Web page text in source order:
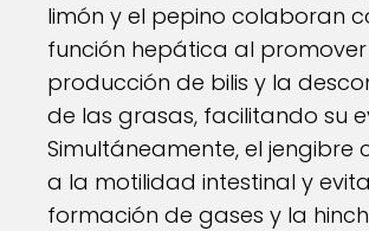
limón y el pepino colaboran
función hepática al
producción de bilis y la
de las grasas, facilitando su
Simultáneamente, el jengibre
a la motilidad intestinal y
formación de gases y la